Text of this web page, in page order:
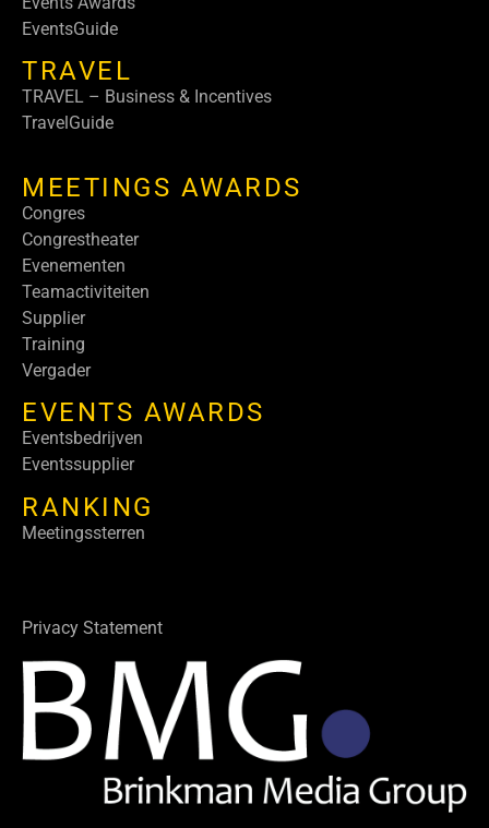
EventsGuide
TRAVEL
TRAVEL – Business & Incentives
TravelGuide
MEETINGS AWARDS
Congres
Congrestheater
Evenementen
Teamactiviteiten
Supplier
Training
Vergader
EVENTS AWARDS
Eventsbedrijven
Eventssupplier
RANKING
Meetingssterren
Privacy Statement